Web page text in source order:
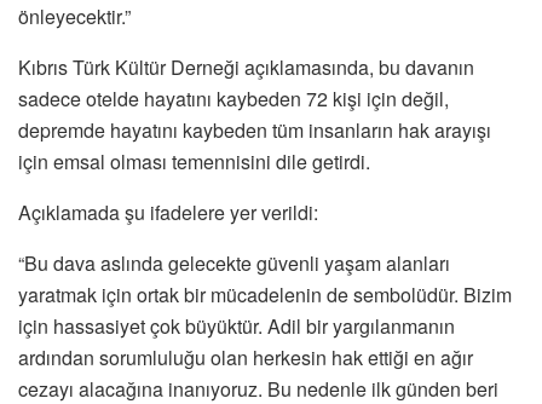
önleyecektir.”
Kıbrıs Türk Kültür Derneği açıklamasında, bu davanın
sadece otelde hayatını kaybeden 72 kişi için değil,
depremde hayatını kaybeden tüm insanların hak arayışı
için emsal olması temennisini dile getirdi.
Açıklamada şu ifadelere yer verildi:
“Bu dava aslında gelecekte güvenli yaşam alanları
yaratmak için ortak bir mücadelenin de sembolüdür. Bizim
için hassasiyet çok büyüktür. Adil bir yargılanmanın
ardından sorumluluğu olan herkesin hak ettiği en ağır
cezayı alacağına inanıyoruz. Bu nedenle ilk günden beri